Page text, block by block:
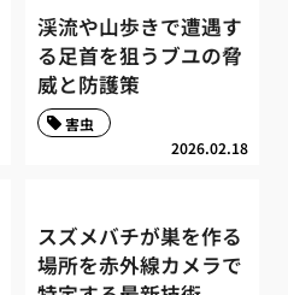
渓流や山歩きで遭遇す
る足首を狙うブユの脅
威と防護策
2026.02.18
害虫
スズメバチが巣を作る
場所を赤外線カメラで